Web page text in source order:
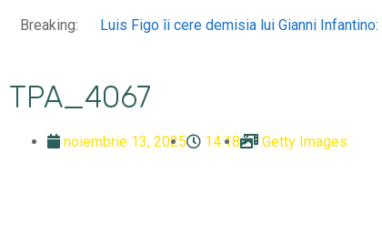
Breaking: Luis Figo îi cere demisia lui Gianni
TPA_4067
noiembrie 13, 2025 14:18 Getty Images